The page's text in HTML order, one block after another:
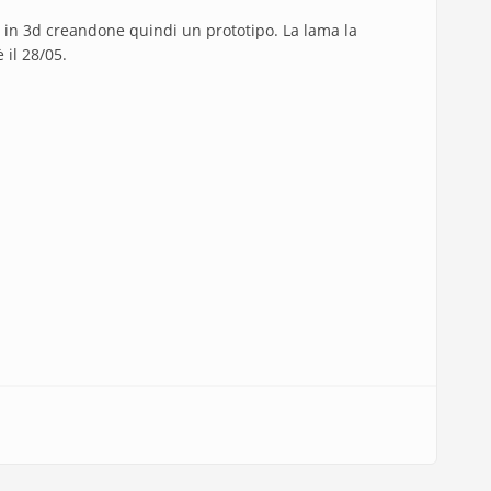
3d creandone quindi un prototipo. La lama la
il 28/05.